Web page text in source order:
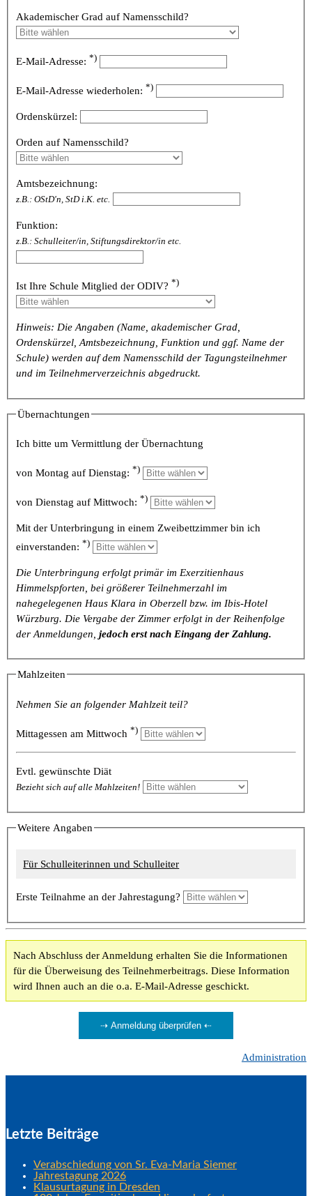
Akademischer Grad auf Namensschild?
E-Mail-Adresse: *)
E-Mail-Adresse wiederholen: *)
Ordenskürzel:
Orden auf Namensschild?
Amtsbezeichnung:
z.B.: OStD'n, StD i.K. etc.
Funktion:
z.B.: Schulleiter/in, Stiftungsdirektor/in etc.
Ist Ihre Schule Mitglied der ODIV? *)
Hinweis: Die Angaben (Name, akademischer Grad,
Ordenskürzel, Amtsbezeichnung, Funktion und ggf. Name der
Schule) werden auf dem Namensschild der Tagungsteilnehmer
und im Teilnehmerverzeichnis abgedruckt.
Übernachtungen
Ich bitte um Vermittlung der Übernachtung
von Montag auf Dienstag: *)
von Dienstag auf Mittwoch: *)
Mit der Unterbringung in einem Zweibettzimmer bin ich
einverstanden: *)
Die Unterbringung erfolgt primär im Exerzitienhaus
Himmelspforten, bei größerer Teilnehmerzahl im
nahegelegenen Haus Klara in Oberzell bzw. im Ibis-Hotel
Würzburg. Die Vergabe der Zimmer erfolgt in der Reihenfolge
der Anmeldungen,jedoch erst nach Eingang der Zahlung.
Mahlzeiten
Nehmen Sie an folgender Mahlzeit teil?
Mittagessen am Mittwoch *)
Evtl. gewünschte Diät
Bezieht sich auf alle Mahlzeiten!
Weitere Angaben
Für Schulleiterinnen und Schulleiter
Erste Teilnahme an der Jahrestagung?
Nach Abschluss der Anmeldung erhalten Sie die Informationen
für die Überweisung des Teilnehmerbeitrags. Diese Information
wird Ihnen auch an die o.a. E-Mail-Adresse geschickt.
Administration
Letzte Beiträge
Verabschiedung von Sr. Eva-Maria Siemer
Jahrestagung 2026
Klausurtagung in Dresden